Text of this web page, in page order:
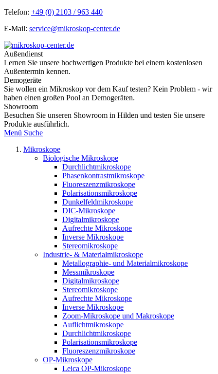
Telefon: +49 (0) 2103 / 963 440
E-Mail: service@mikroskop-center.de
Außendienst
Lernen Sie unsere hochwertigen Produkte bei einem kostenlosen
Außentermin kennen.
Demogeräte
Sie wollen ein Mikroskop vor dem Kauf testen? Kein Problem - wir
haben einen großen Pool an Demogeräten.
Showroom
Besuchen Sie unseren Showroom in Hilden und testen Sie unsere
Produkte ausführlich.
Menü Suche
Mikroskope
Biologische Mikroskope
Durchlichtmikroskope
Phasenkontrastmikroskope
Fluoreszenzmikroskope
Polarisationsmikroskope
Dunkelfeldmikroskope
DIC-Mikroskope
Digitalmikroskope
Aufrechte Mikroskope
Inverse Mikroskope
Stereomikroskope
Industrie- & Materialmikroskope
Metallographie- und Materialmikroskope
Messmikroskope
Digitalmikroskope
Stereomikroskope
Aufrechte Mikroskope
Inverse Mikroskope
Zoom-Mikroskope und Makroskope
Auflichtmikroskope
Durchlichtmikroskope
Polarisationsmikroskope
Fluoreszenzmikroskope
OP-Mikroskope
Leica OP-Mikroskope